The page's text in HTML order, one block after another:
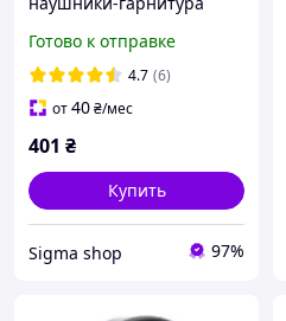
Готово к отправке
4.7 (6)
от40₴/мес
401 ₴
Купить
Sigma shop 97%